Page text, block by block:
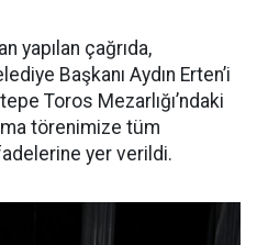
yapılan çağrıda,
Başkanı Aydın Erten’i
Toros Mezarlığı’ndaki
törenimize tüm
yer verildi.